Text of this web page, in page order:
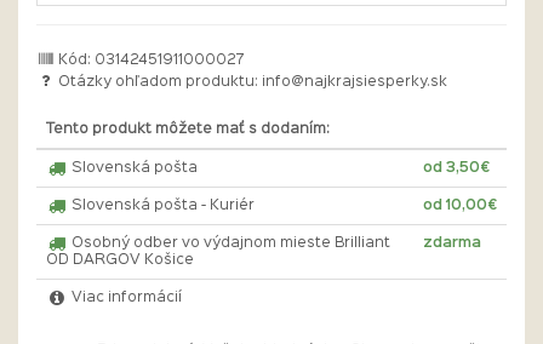
Kód: 03142451911000027
Otázky ohľadom produktu:
info@najkrajsiesperky.sk
Tento produkt môžete mať s dodaním:
Slovenská pošta od 3,50€
Slovenská pošta - Kuriér od 10,00€
Osobný odber vo výdajnom mieste Brilliant
OD DARGOV Košice
zdarma
Viac informácií